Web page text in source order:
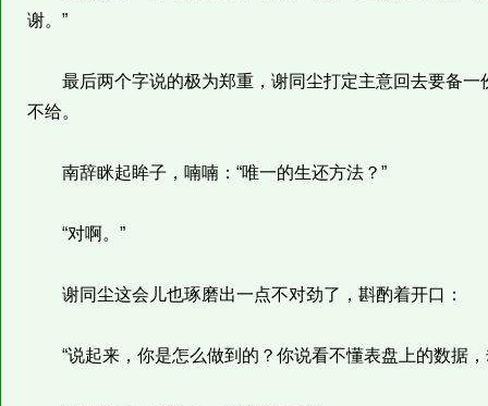
谢。”
最后两个字说的极为郑重，谢同尘打定主意回去要备一
不给。
南辞眯起眸子，喃喃：“唯一的生还方法？”
“对啊。”
谢同尘这会儿也琢磨出一点不对劲了，斟酌着开口：
“说起来，你是怎么做到的？你说看不懂表盘上的数据，